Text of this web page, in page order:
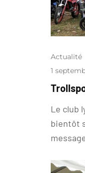
Actualité
1
Le club
bientôt